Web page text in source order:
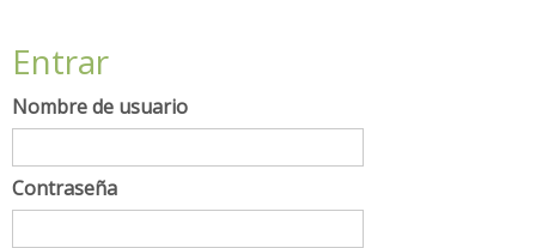
Entrar
Nombre de usuario
Contraseña